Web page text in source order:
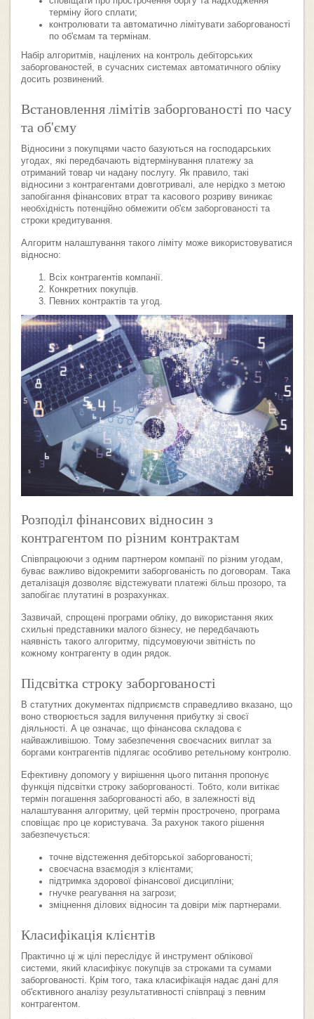
терміну його сплати;
контролювати та автоматично лімітувати заборгованості
по об'ємам та термінам.
Набір алгоритмів, націлених на контроль дебіторських
заборгованостей, в сучасних системах автоматичного обліку
досить розвинений.
Встановлення лімітів заборгованості по часу
та об'єму
Відносини з покупцями часто базуються на господарських
угодах, які передбачають відтермінування платежу за
отриманий товар чи надану послугу. Як правило, такі
відносини з контрагентами довготривалі, але нерідко з метою
запобігання фінансових втрат та касового розриву виникає
необхідність потенційно обмежити об'єм заборгованості та
строки кредитування.
Алгоритм налаштування такого ліміту може використовуватися
відносно:
Всіх контрагентів компанії.
Конкретних покупців.
Певних контрактів та угод.
Розподіл фінансових відносин з
контрагентом по різним контрактам
Співпрацюючи з одним партнером компанії по різним угодам,
буває важливо відокремити заборгованість по договорам. Така
деталізація дозволяє відстежувати платежі більш прозоро, та
запобігає плутатині в розрахунках.
Зазвичай, спрощені програми обліку, до використання яких
схильні представники малого бізнесу, не передбачають
наявність такого алгоритму, підсумовуючи звітність по
кожному контрагенту в один рядок.
Підсвітка строку заборгованості
В статутних документах підприємств справедливо вказано, що
воно створюється задля вилучення прибутку зі своєї
діяльності. А це означає, що фінансова складова є
найважливішою. Тому забезпечення своєчасних виплат за
боргами контрагентів підлягає особливо ретельному контролю.
Ефективну допомогу у вирішення цього питання пропонує
функція підсвітки строку заборгованості. Тобто, коли витікає
термін погашення заборгованості або, в залежності від
налаштування алгоритму, цей термін прострочено, програма
сповіщає про це користувача. За рахунок такого рішення
забезпечується:
точне відстеження дебіторської заборгованості;
своєчасна взаємодія з клієнтами;
підтримка здорової фінансової дисципліни;
гнучке реагування на загрози;
зміцнення ділових відносин та довіри між партнерами.
Класифікація клієнтів
Практично ці ж цілі переслідує й инструмент облікової
системи, який класифікує покупців за строками та сумами
заборгованості. Крім того, така класифікація надає дані для
об'єктивного аналізу результативності співпраці з певним
контрагентом.